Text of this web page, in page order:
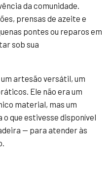
da comunidade.
prensas de azeite e
pontes ou reparos em
sob sua
artesão versátil, um
Ele não era um
material, mas um
que estivesse disponível
— para atender às